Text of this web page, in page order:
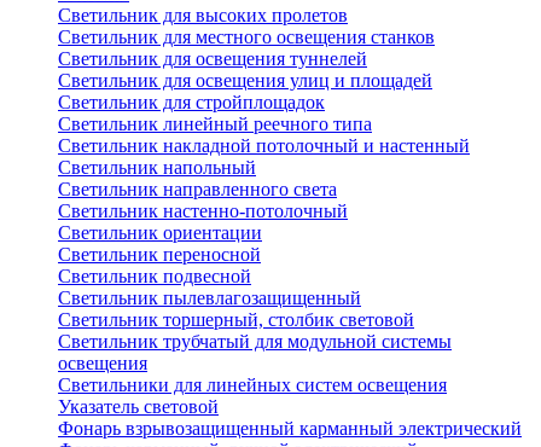
Светильник для высоких пролетов
Светильник для местного освещения станков
Светильник для освещения туннелей
Светильник для освещения улиц и площадей
Светильник для стройплощадок
Светильник линейный реечного типа
Светильник накладной потолочный и настенный
Светильник напольный
Светильник направленного света
Светильник настенно-потолочный
Светильник ориентации
Светильник переносной
Светильник подвесной
Светильник пылевлагозащищенный
Светильник торшерный, столбик световой
Светильник трубчатый для модульной системы
освещения
Светильники для линейных систем освещения
Указатель световой
Фонарь взрывозащищенный карманный электрический